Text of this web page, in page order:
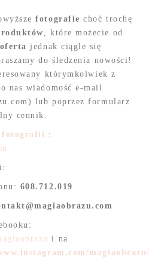
fotografie choć trochę
, które możecie od
oferta jednak ciągle się
do śledzenia nowości!
którymkolwiek z
nas wiadomość e-mail
lub poprzez formularz
cennik.
fotografii :
608.712.019
i na
magiaobrazu/